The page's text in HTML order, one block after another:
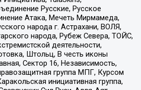
Русские, Русское
Атака, Мечеть Мирмамеда,
народа г. Астрахани, ВОЛЯ,
народа, Рубеж Севера, ТОЙС,
деятельности,
Штольц, В честь иконы
Сектор 16, Независимость,
группа МПГ, Курсом
инициативная группа,